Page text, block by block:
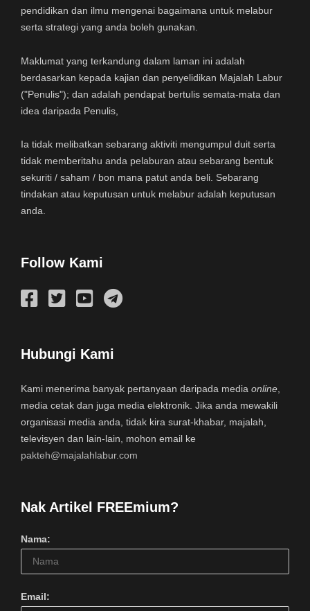
pendidikan dan ilmu mengenai bagaimana untuk melabur
serta strategi yang anda boleh gunakan.
Maklumat yang terkandung dalam laman ini adalah
berdasarkan kepada kajian dan penyelidikan Majalah Labur
("Penulis"); dan adalah pendapat bertulis semata-mata dan
idea daripada Penulis,
Ia tidak melibatkan sebarang aktiviti mengumpul duit serta
tidak memberitahu anda pelaburan atau sebarang bentuk
sekuriti / saham / bon mana patut anda beli. Sebarang
tindakan atau keputusan untuk melabur adalah keputusan
anda.
Follow Kami
Hubungi Kami
Kami menerima banyak pertanyaan daripada media online
media cetak dan juga media elektronik. Jika anda mewakili
organisasi media anda, tidak kira surat-khabar, majalah,
televisyen dan lain-lain, mohon email ke
pakteh@majalahlabur.com
Nak Artikel FREEmium?
Nama:
Email: